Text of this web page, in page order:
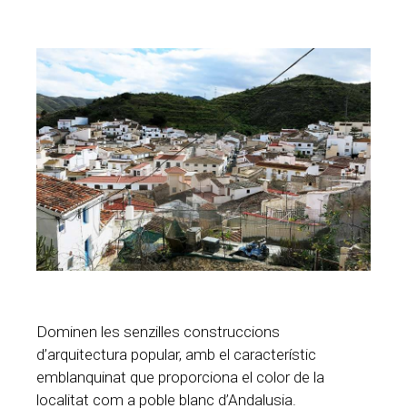
Dominen les senzilles construccions
d’arquitectura popular, amb el característic
emblanquinat que proporciona el color de la
localitat com a poble blanc d’Andalusia.